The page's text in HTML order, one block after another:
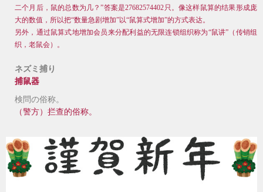
二个月后，鼠的总数为几？”答案是27682574402只。像这样鼠算的结果形成庞
大的数值，所以把“数量急剧增加”以“鼠算式增加”的方式表达。
另外，通过鼠算式地增加会员来分配利益的无限连锁组织称为“鼠讲”（传销组
织，老鼠会）。
ネズミ捕り
捕鼠器
検問の俗称。
（警方）拦查的俗称。